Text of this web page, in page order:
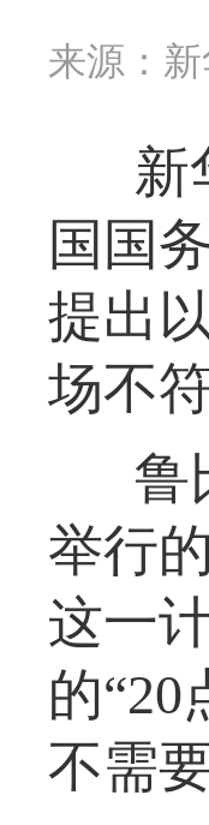
来源：新
新
国国
提出
场不符
鲁
举行
这一
的“20
不需